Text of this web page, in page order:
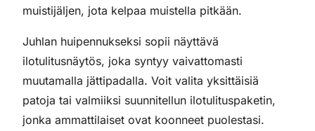
muistijäljen, jota kelpaa muistella pitkään.
Juhlan huipennukseksi sopii näyttävä
ilotulitusnäytös, joka syntyy vaivattomasti
muutamalla jättipadalla. Voit valita yksittäisiä
patoja tai valmiiksi suunnitellun ilotulituspaketin,
jonka ammattilaiset ovat koonneet puolestasi.